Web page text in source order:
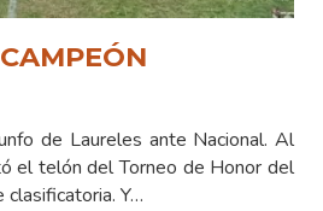
de Laureles ante Nacional. Al
el telón del Torneo de Honor del
Y…